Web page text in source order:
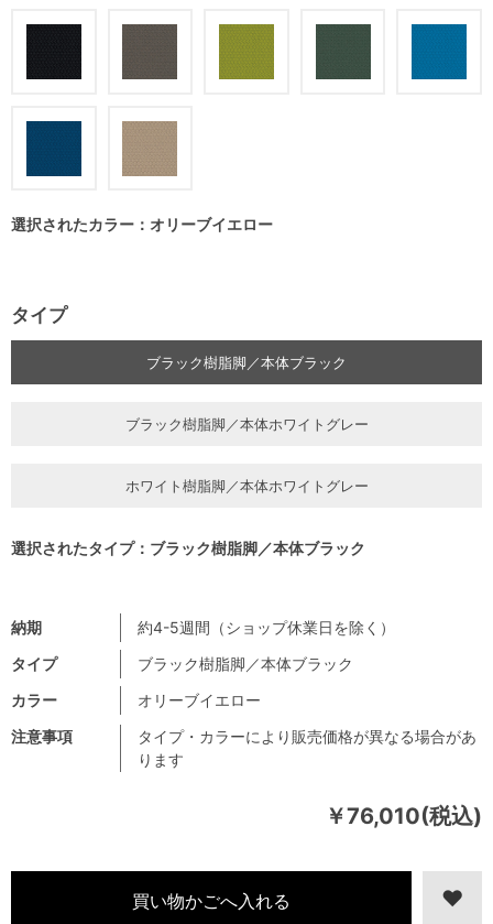
￥76,010(税込)
注意事項
タイプ・カラーにより販売価格が異なる場合があ
ります
納期
約4-5週間（ショップ休業日を除く）
タイプ
ブラック樹脂脚／本体ブラック
カラー
オリーブイエロー
選択されたカラー：オリーブイエロー
タイプ
ブラック樹脂脚／本体ブラック
ブラック樹脂脚／本体ホワイトグレー
ホワイト樹脂脚／本体ホワイトグレー
選択されたタイプ：ブラック樹脂脚／本体ブラック